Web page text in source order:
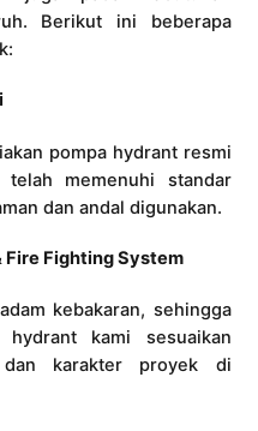
Berikut ini beberapa
pompa hydrant resmi
memenuhi standar
dan andal digunakan.
Fire Fighting System
kebakaran, sehingga
kami sesuaikan
karakter proyek di